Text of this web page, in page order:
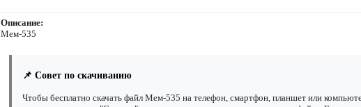
Описание:
Мем-535
📌 Совет по скачиванию
Чтобы бесплатно скачать файл Мем-535 на телефон, смартфон, планшет или